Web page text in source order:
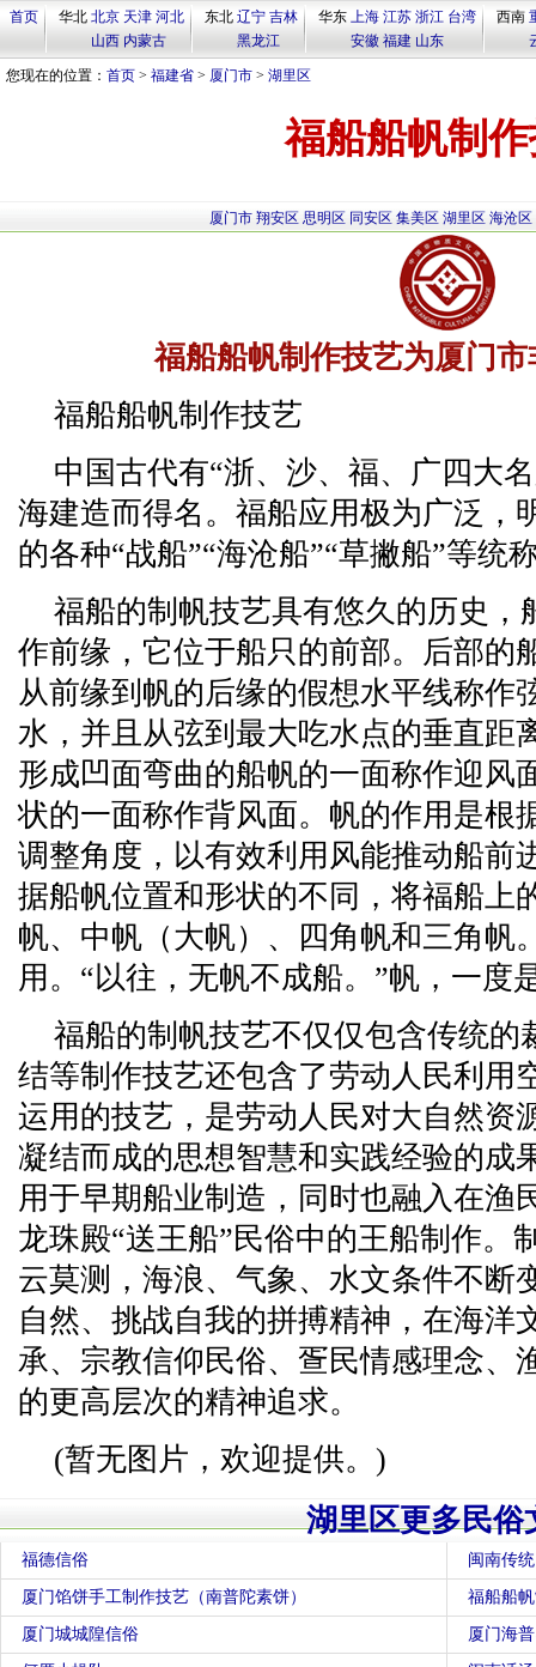
首页 华北 北京 天津 河北
山西 内蒙古
东北 辽宁 吉林
黑龙江
华东 上海 江苏 浙江 台湾
安徽 福建 山东
西南
您现在的位置： 首页 > 福建省 > 厦门市 > 湖里区
福船船帆制
厦门市 翔安区 思明区 同安区 集美区 湖里区 海沧区
福船船帆制作技艺为厦门
福船船帆制作技艺
中国古代有“浙、沙、福、广四大
海建造而得名。福船应用极为广泛，
的各种“战船”“海沧船”“草撇船”等统
福船的制帆技艺具有悠久的历史，
作前缘，它位于船只的前部。后部的
从前缘到帆的后缘的假想水平线称作
水，并且从弦到最大吃水点的垂直距
形成凹面弯曲的船帆的一面称作迎风
状的一面称作背风面。帆的作用是根
调整角度，以有效利用风能推动船前
据船帆位置和形状的不同，将福船上
帆、中帆（大帆）、四角帆和三角帆
用。“以往，无帆不成船。”帆，一度
福船的制帆技艺不仅仅包含传统的
结等制作技艺还包含了劳动人民利用
运用的技艺，是劳动人民对大自然资
凝结而成的思想智慧和实践经验的成
用于早期船业制造，同时也融入在渔
龙珠殿“送王船”民俗中的王船制作。
云莫测，海浪、气象、水文条件不断
自然、挑战自我的拼搏精神，在海洋
承、宗教信仰民俗、疍民情感理念、
的更高层次的精神追求。
(暂无图片，欢迎提供。)
湖里区更多民俗
福德信俗 闽南传
厦门馅饼手工制作技艺（南普陀素饼） 福船船
厦门城城隍信俗 厦门海